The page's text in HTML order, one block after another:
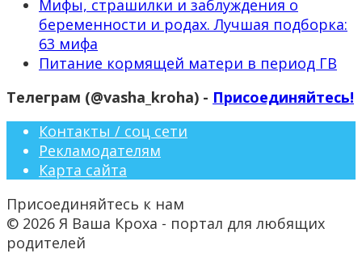
Мифы, страшилки и заблуждения о
беременности и родах. Лучшая подборка:
63 мифа
Питание кормящей матери в период ГВ
Телеграм (@vasha_kroha) - Присоединяйтесь!
Контакты / соц сети
Рекламодателям
Карта сайта
Присоединяйтесь к нам
© 2026 Я Ваша Кроха - портал для любящих
родителей